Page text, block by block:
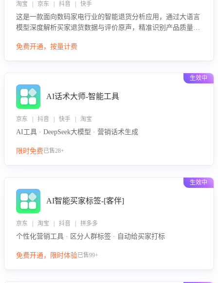
淘宝 | 京东 | 抖音 | 快手
这是一款面向数码家电行业的智能退货分析应用，通过大语言
模型深度解析买家退货数据与评价原声，精准识别产品质量、
议，通过挖掘用户痛点驱动产品迭代，从根本上降低退货率，
免费开通，按量计费
生效中
AI话术大师-智能工具
京东 | 抖音 | 快手 | 淘宝
AI工具 · DeepSeek大模型 · 营销话术生成
限时免费已售28+
生效中
AI智能买家标签-[客伴]
京东 | 淘宝 | 抖音 | 拼多多
个性化营销工具 · 区分人群标签 · 自动给买家打标
免费开通，限时体验已售99+